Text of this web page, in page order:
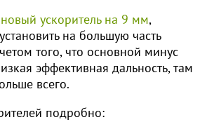
новый ускоритель на 9 мм,
на большую часть
того, что основной минус
эффективная дальность, там
всего.
подробно: